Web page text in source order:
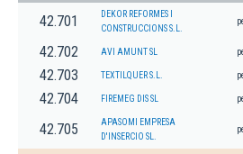
42.701
DEKOR REFORMES I
CONSTRUCCIONS S.L.
42.702 AVI AMUNT SL
42.703 TEXTILQUER S.L.
42.704 FIREMEG DIS SL
42.705
APASOMI EMPRESA
D'INSERCIO SL.